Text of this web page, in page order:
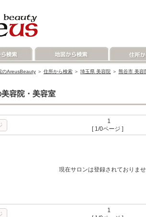
のAreusBeauty ＞ 住所から検索 ＞ 埼玉県 美容院 ＞ 熊谷市 美容
美容院・美容室
1
[ 1/0ページ ]
現在サロンは登録されておりま
1